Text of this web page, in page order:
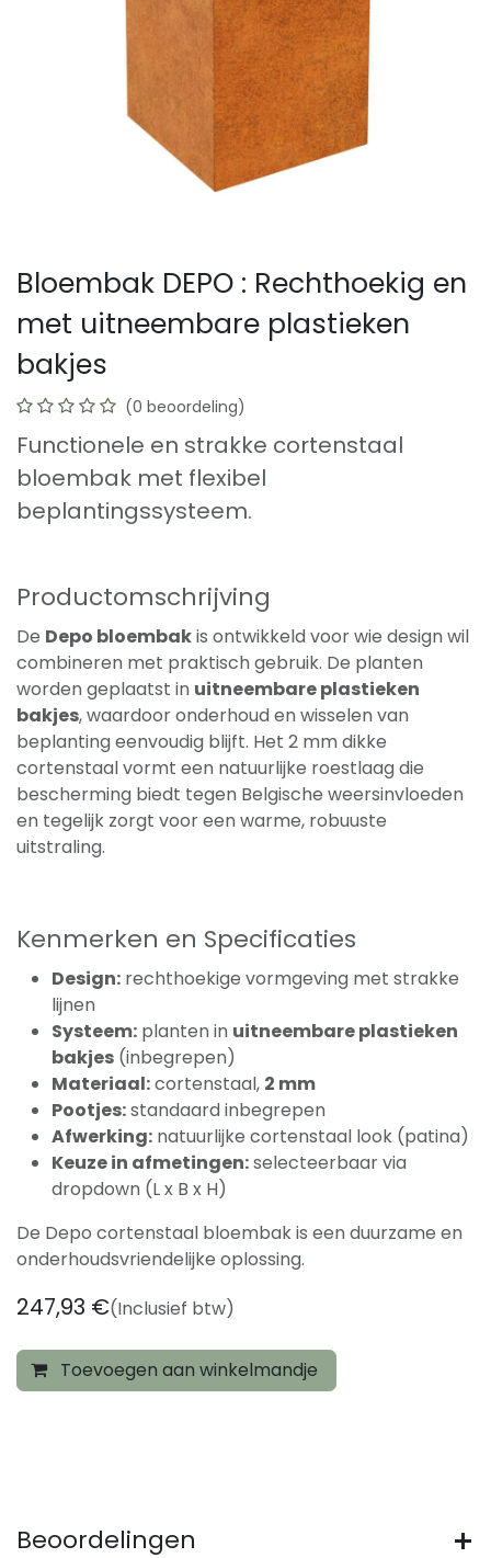
Bloembak DEPO : Rechthoekig en
met uitneembare plastieken
bakjes
(0 beoordeling)
Functionele en strakke cortenstaal
bloembak met flexibel
beplantingssysteem.
Productomschrijving
De Depo bloembakis ontwikkeld voor wie design wil
combineren met praktisch gebruik. De planten
worden geplaatst in uitneembare plastieken
bakjes, waardoor onderhoud en wisselen van
beplanting eenvoudig blijft. Het 2 mm dikke
cortenstaal vormt een natuurlijke roestlaag die
bescherming biedt tegen Belgische weersinvloeden
en tegelijk zorgt voor een warme, robuuste
uitstraling.
Kenmerken en Specificaties
Design: rechthoekige vormgeving met strakke
lijnen
Systeem: planten in uitneembare plastieken
bakjes (inbegrepen)
Materiaal:cortenstaal, 2 mm
Pootjes:standaard inbegrepen
Afwerking: natuurlijke cortenstaal look (patina)
Keuze in afmetingen:selecteerbaar via
dropdown (L x B x H)
De Depo cortenstaal bloembak is een duurzame en
onderhoudsvriendelijke oplossing.
247,93 €(Inclusief btw)
Toevoegen aan winkelmandje
Beoordelingen